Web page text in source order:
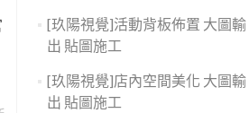
[玖陽視覺]活動背板佈置 大圖輸
出 貼圖施工
[玖陽視覺]店內空間美化 大圖輸
出 貼圖施工